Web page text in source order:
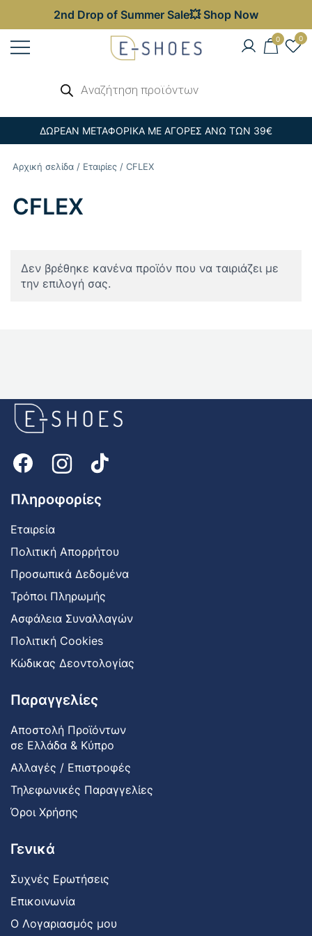
2nd Drop of Summer Sale💥 Shop Now
Παπούτσια – Επώνυμες Τσάντες στις
0 0
προϊόντων
ΔΩΡΕΑΝ ΜΕΤΑΦΟΡΙΚΑ ΜΕ ΑΓΟΡΕΣ ΑΝΩ ΤΩΝ 39€
Αρχική σελίδα / Εταιρίες / CFLEX
CFLEX
Δεν βρέθηκε κανένα προϊόν που να ταιριάζει με
την επιλογή σας.
Πληροφορίες
Εταιρεία
Πολιτική Απορρήτου
Προσωπικά Δεδομένα
Τρόποι Πληρωμής
Ασφάλεια Συναλλαγών
Πολιτική Cookies
Κώδικας Δεοντολογίας
Παραγγελίες
Αποστολή Προϊόντων
σε Ελλάδα & Κύπρο
Αλλαγές / Επιστροφές
Τηλεφωνικές Παραγγελίες
Όροι Χρήσης
Γενικά
Συχνές Ερωτήσεις
Επικοινωνία
Ο Λογαριασμός μου